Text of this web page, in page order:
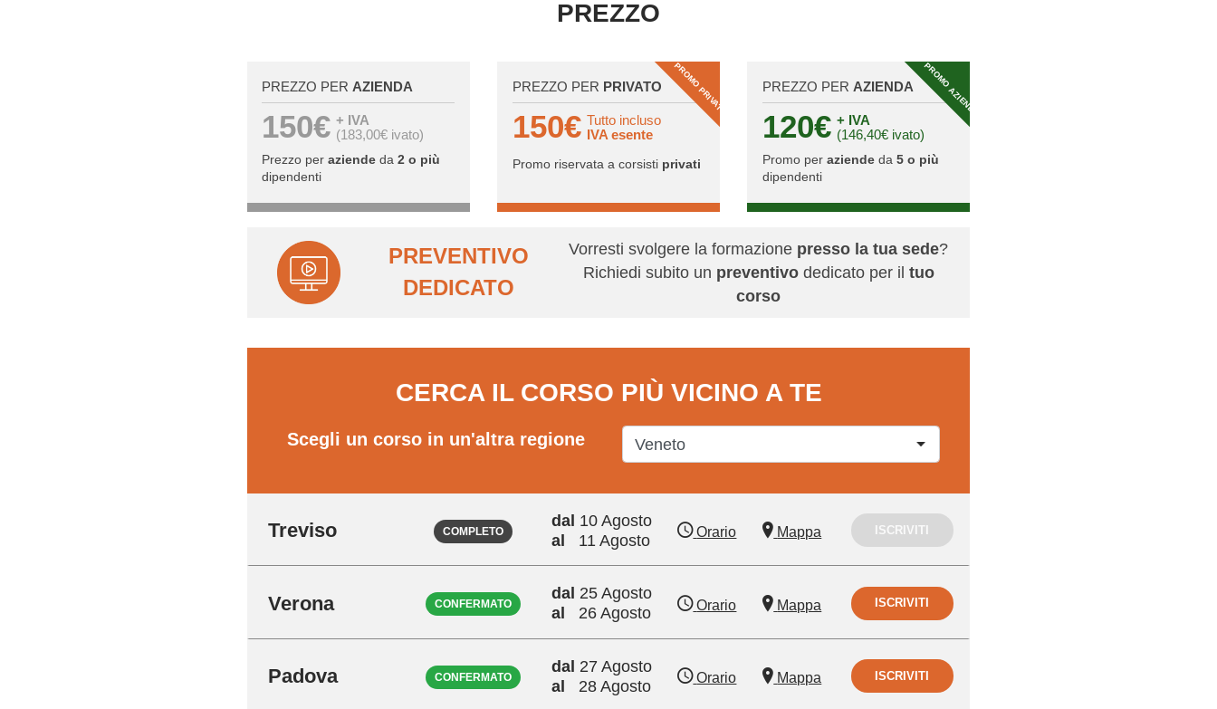
PREZZO
PREZZO PER AZIENDA
150€ + IVA
(183,00€ ivato)
Prezzo peraziende da2 o più
dipendenti
PROMO PRIVATI
PREZZO PER PRIVATO
150€ Tutto incluso
IVA esente
Promo riservata a corsisti privati
PROMO AZIENDA
PREZZO PER AZIENDA
120€ + IVA
(146,40€ ivato)
Promo per aziendeda 5 o più
dipendenti
PREVENTIVO
DEDICATO
Vorresti svolgere la formazione presso la tua sede?
Richiedi subito un preventivodedicato per il tuo
corso
CERCA IL CORSO PIÙ VICINO A TE
Scegli un corso in un'altra regione
Treviso COMPLETO
dal 10 Agosto
al
11 Agosto Orario Mappa ISCRIVITI
Verona CONFERMATO
dal 25 Agosto
al
26 Agosto Orario Mappa ISCRIVITI
Padova CONFERMATO
dal 27 Agosto
al
28 Agosto Orario Mappa ISCRIVITI